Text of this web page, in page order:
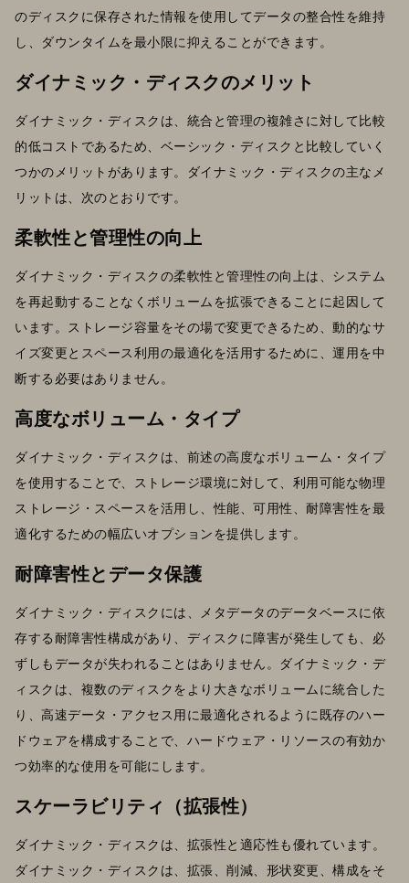
のディスクに保存された情報を使用してデータの整合性を維持
し、ダウンタイムを最小限に抑えることができます。
ダイナミック・ディスクのメリット
ダイナミック・ディスクは、統合と管理の複雑さに対して比較
的低コストであるため、ベーシック・ディスクと比較していく
つかのメリットがあります。ダイナミック・ディスクの主なメ
リットは、次のとおりです。
柔軟性と管理性の向上
ダイナミック・ディスクの柔軟性と管理性の向上は、システム
を再起動することなくボリュームを拡張できることに起因して
います。ストレージ容量をその場で変更できるため、動的なサ
イズ変更とスペース利用の最適化を活用するために、運用を中
断する必要はありません。
高度なボリューム・タイプ
ダイナミック・ディスクは、前述の高度なボリューム・タイプ
を使用することで、ストレージ環境に対して、利用可能な物理
ストレージ・スペースを活用し、性能、可用性、耐障害性を最
適化するための幅広いオプションを提供します。
耐障害性とデータ保護
ダイナミック・ディスクには、メタデータのデータベースに依
存する耐障害性構成があり、ディスクに障害が発生しても、必
ずしもデータが失われることはありません。ダイナミック・デ
ィスクは、複数のディスクをより大きなボリュームに統合した
り、高速データ・アクセス用に最適化されるように既存のハー
ドウェアを構成することで、ハードウェア・リソースの有効か
つ効率的な使用を可能にします。
スケーラビリティ（拡張性）
ダイナミック・ディスクは、拡張性と適応性も優れています。
ダイナミック・ディスクは、拡張、削減、形状変更、構成をそ